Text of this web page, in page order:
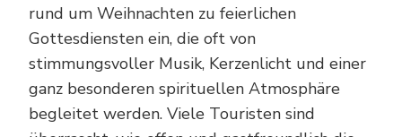
rund um Weihnachten zu feierlichen
Gottesdiensten ein, die oft von
stimmungsvoller Musik, Kerzenlicht und einer
ganz besonderen spirituellen Atmosphäre
begleitet werden. Viele Touristen sind